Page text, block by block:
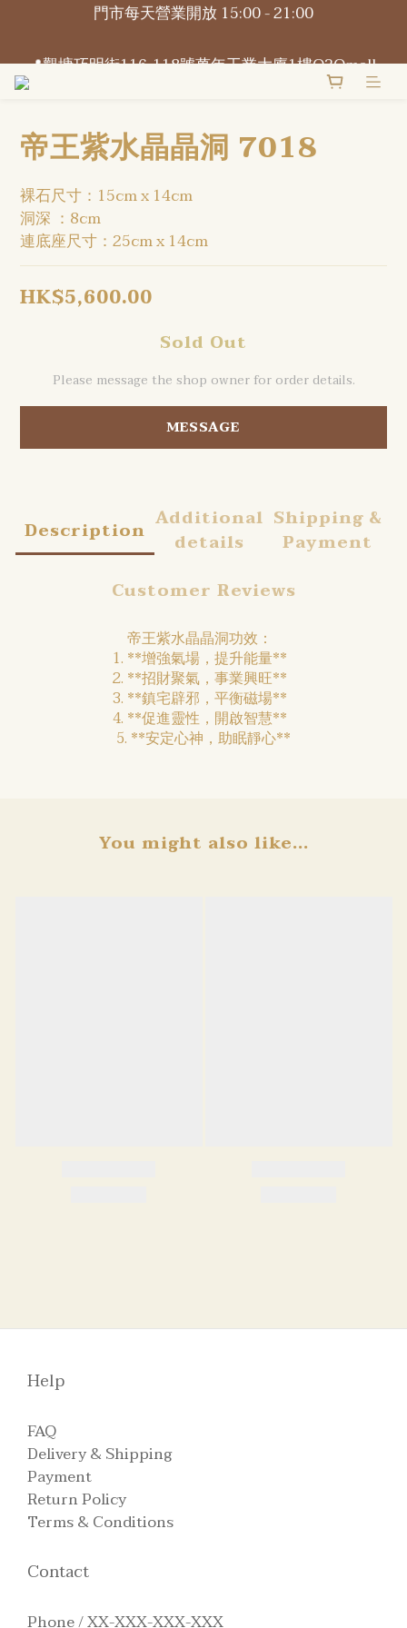
📍觀塘巧明街116-118號萬年工業大廈1樓O2Omall
📍觀塘巧明街116-118號萬年工業大廈1樓O2Omall
帝王紫水晶晶洞 7018
裸石尺寸：15cm x 14cm
洞深 ：8cm
連底座尺寸：25cm x 14cm
HK$5,600.00
Sold Out
Please message the shop owner for order details.
MESSAGE
Description Additional
details
Shipping &
Payment
Customer Reviews
帝王紫水晶晶洞功效：
1. **增強氣場，提升能量**
2. **招財聚氣，事業興旺**
3. **鎮宅辟邪，平衡磁場**
4. **促進靈性，開啟智慧**
5. **安定心神，助眠靜心**
You might also like...
Help
FAQ
Delivery & Shipping
Payment
Return Policy
Terms & Conditions
Contact
Phone / XX-XXX-XXX-XXX